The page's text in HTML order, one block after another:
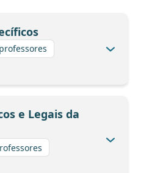
e Legais da